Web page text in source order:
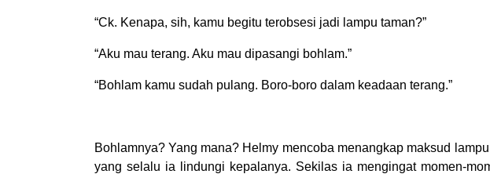
“Ck. Kenapa, sih, kamu begitu terobsesi jadi lampu taman?”
“Aku mau terang. Aku mau dipasangi bohlam.”
“Bohlam kamu sudah pulang. Boro-boro dalam keadaan terang.”
Bohlamnya? Yang mana? Helmy mencoba menangkap maksud
yang selalu ia lindungi kepalanya. Sekilas ia mengingat momen-